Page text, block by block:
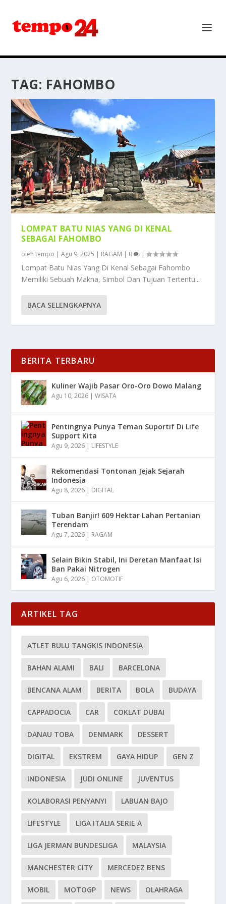
TAG: FAHOMBO
LOMPAT BATU NIAS YANG DI KENAL
SEBAGAI FAHOMBO
olehtempo |Agu 9, 2025 | RAGAM | 0 |
Lompat Batu Nias Yang Di Kenal Sebagai Fahombo
Memiliki Sebuah Makna, Simbol Dan Tujuan Tertentu...
BACA SELENGKAPNYA
BERITA TERBARU
Kuliner Wajib Pasar Oro-Oro Dowo Malang
Agu 10, 2026 |WISATA
Pentingnya Punya Teman Suportif Di Life
Support Kita
Agu 9, 2026 | LIFESTYLE
Rekomendasi Tontonan Jejak Sejarah
Indonesia
Agu 8, 2026 | DIGITAL
Tuban Banjir! 609 Hektar Lahan Pertanian
Terendam
Agu 7, 2026 | RAGAM
Selain Bikin Stabil, Ini Deretan Manfaat Isi
Ban Pakai Nitrogen
Agu 6, 2026 | OTOMOTIF
ARTIKEL TAG
ATLET BULU TANGKIS INDONESIA
BAHAN ALAMI BALI BARCELONA
BENCANA ALAM BERITA BOLA BUDAYA
CAPPADOCIA CAR COKLAT DUBAI
DANAU TOBA DENMARK DESSERT
DIGITAL EKSTREM GAYA HIDUP GEN Z
INDONESIA JUDI ONLINE JUVENTUS
KOLABORASI PENYANYI LABUAN BAJO
LIFESTYLE LIGA ITALIA SERIE A
LIGA JERMAN BUNDESLIGA MALAYSIA
MANCHESTER CITY MERCEDEZ BENS
MOBIL MOTOGP NEWS OLAHRAGA